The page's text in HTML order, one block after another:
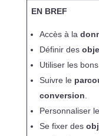
EN BREF
Accès à la
Définir des
Utiliser les bons
Suivre le
conversion
Personnaliser le
Se fixer des